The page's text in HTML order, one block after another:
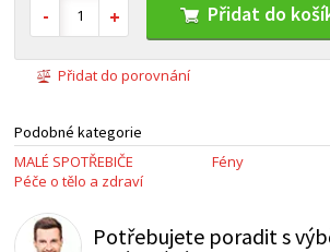
Přidat do
Přidat do porovnání
Podobné kategorie
MALÉ SPOTŘEBIČE
Péče o tělo a zdraví
Fény
Potřebujete poradit s